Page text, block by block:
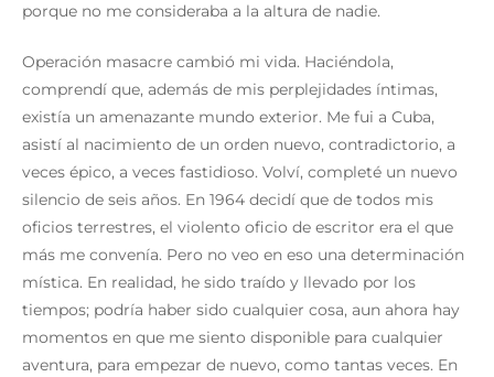
porque no me consideraba a la altura de nadie.
Operación masacre cambió mi vida. Haciéndola,
comprendí que, además de mis perplejidades íntimas,
existía un amenazante mundo exterior. Me fui a Cuba,
asistí al nacimiento de un orden nuevo, contradictorio, a
veces épico, a veces fastidioso. Volví, completé un nuevo
silencio de seis años. En 1964 decidí que de todos mis
oficios terrestres, el violento oficio de escritor era el que
más me convenía. Pero no veo en eso una determinación
mística. En realidad, he sido traído y llevado por los
tiempos; podría haber sido cualquier cosa, aun ahora hay
momentos en que me siento disponible para cualquier
aventura, para empezar de nuevo, como tantas veces. En